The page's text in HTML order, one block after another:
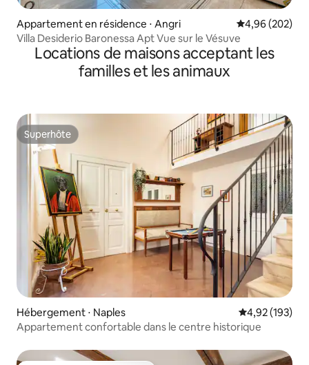
Appartement en résidence ⋅ Angri Évaluation
4,96 (202)
Villa Desiderio Baronessa Apt Vue sur le Vésuve
Locations de maisons acceptant les
familles et les animaux
Superhôte
Superhôte
Hébergement ⋅ Naples Évaluation
4,92 (193)
Appartement confortable dans le centre historique